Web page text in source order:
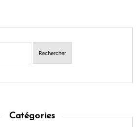
Catégories